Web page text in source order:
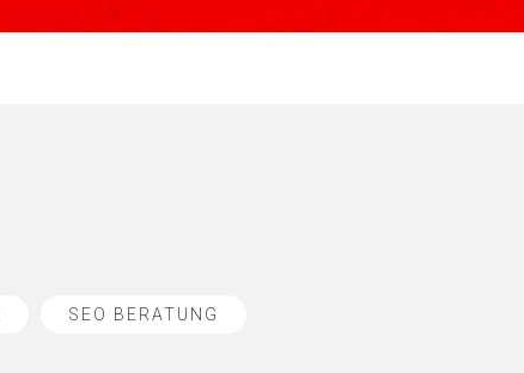
SEO BERATUNG